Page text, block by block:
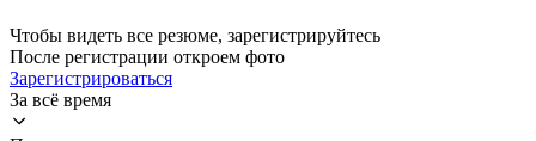
Чтобы видеть все резюме, зарегистрируйтесь
После регистрации откроем фото
Зарегистрироваться
За всё время